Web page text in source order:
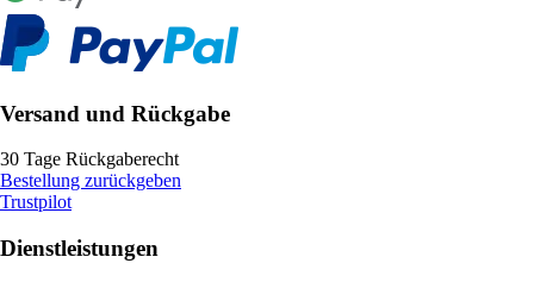
Versand und Rückgabe
30 Tage Rückgaberecht
Bestellung zurückgeben
Trustpilot
Dienstleistungen